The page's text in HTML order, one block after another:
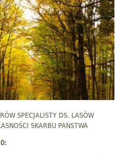
SPECJALISTY DS. LASÓW
SKARBU PAŃSTWA